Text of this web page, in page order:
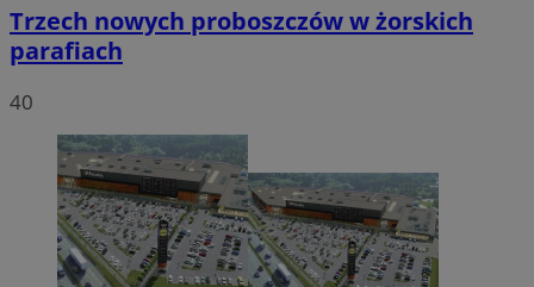
Trzech nowych proboszczów w żorskich
parafiach
40